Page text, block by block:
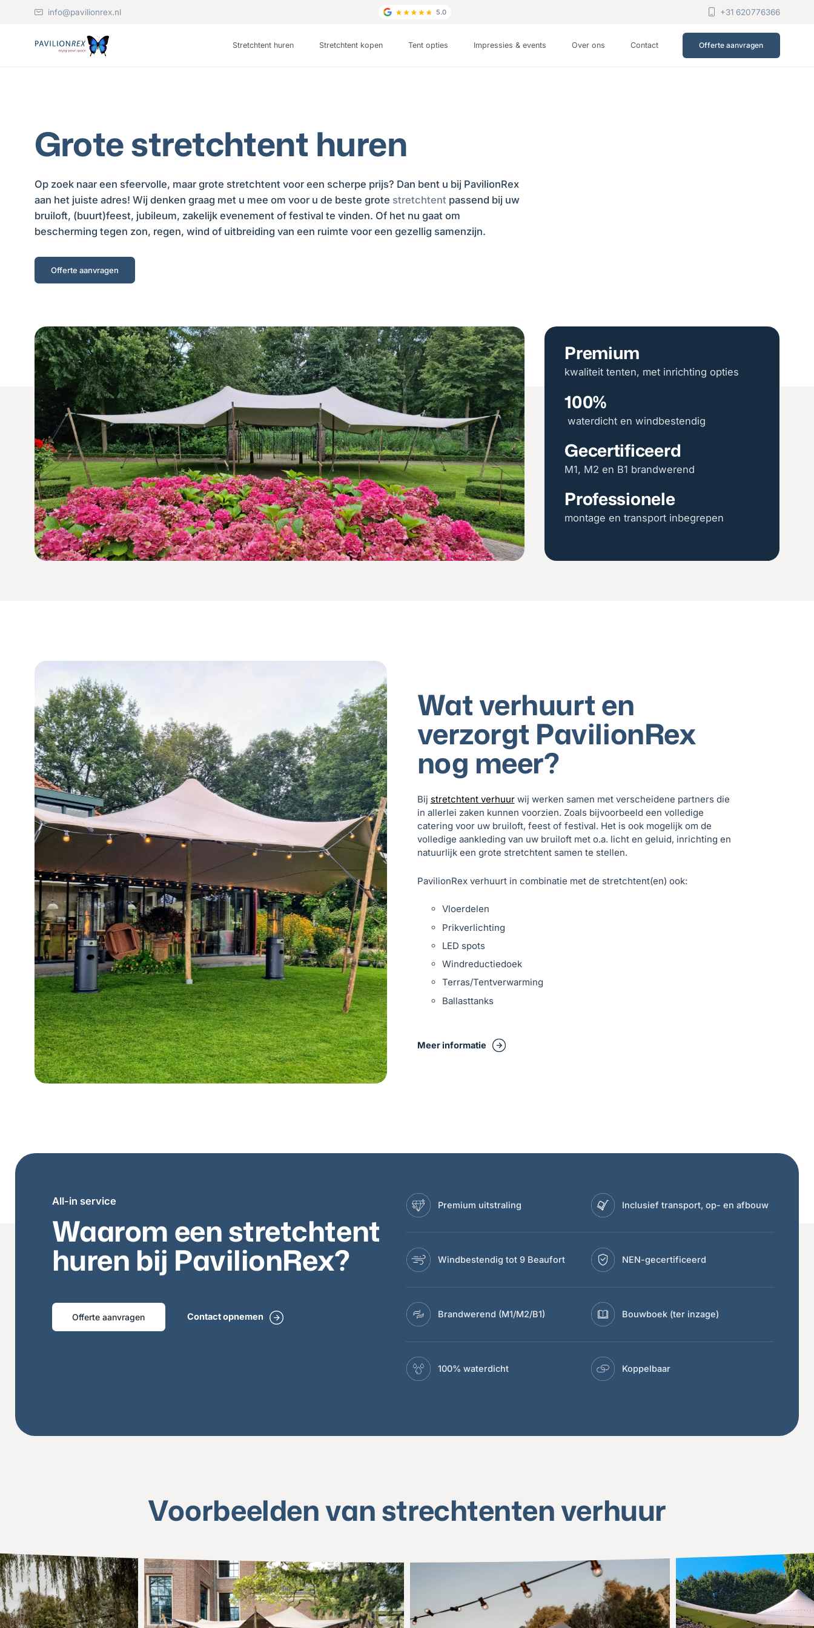
info@pavilionrex.nl 5.0 +31 620776366
Stretchtent huren Stretchtent kopen Tent opties Impressies & events Over ons Contact Offerte aanvragen
Grote stretchtent huren
Op zoek naar een sfeervolle, maar grote stretchtent voor een scherpe prijs? Dan bent u bij PavilionRex
aan het juiste adres! Wij denken graag met u mee om voor u de beste grote stretchtent passend bij uw
bruiloft, (buurt)feest, jubileum, zakelijk evenement of festival te vinden. Of het nu gaat om
bescherming tegen zon, regen, wind of uitbreiding van een ruimte voor een gezellig samenzijn.
Offerte aanvragen
Premium
kwaliteit tenten, met inrichting opties
100%
waterdicht en windbestendig
Gecertificeerd
M1, M2 en B1 brandwerend
Professionele
montage en transport inbegrepen
Wat verhuurt en
verzorgt PavilionRex
nog meer?
Bij stretchtent verhuur wij werken samen met verscheidene partners die
in allerlei zaken kunnen voorzien. Zoals bijvoorbeeld een volledige
catering voor uw bruiloft, feest of festival. Het is ook mogelijk om de
volledige aankleding van uw bruiloft met o.a. licht en geluid, inrichting en
natuurlijk een grote stretchtent samen te stellen.
PavilionRex verhuurt in combinatie met de stretchtent(en) ook:
Vloerdelen
Prikverlichting
LED spots
Windreductiedoek
Terras/Tentverwarming
Ballasttanks
Meer informatie
All-in service
Waarom een stretchtent
huren bij PavilionRex?
Offerte aanvragen Contact opnemen
Premium uitstraling Inclusief transport, op- en afbouw
Windbestendig tot 9 Beaufort NEN-gecertificeerd
Brandwerend (M1/M2/B1) Bouwboek (ter inzage)
100% waterdicht Koppelbaar
Voorbeelden van strechtenten verhuur